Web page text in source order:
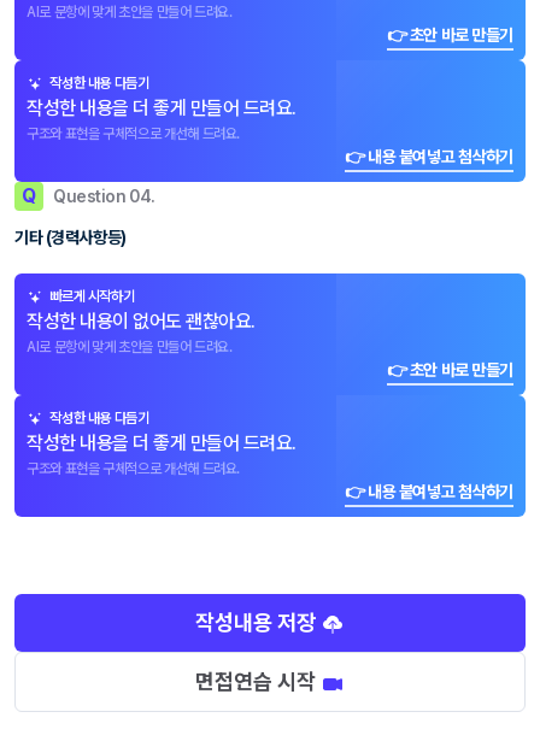
AI로 문항에 맞게 초안을 만들어 드려요.
👉 초안 바로 만들기
작성한 내용 다듬기
작성한 내용을 더 좋게 만들어 드려요.
구조와 표현을 구체적으로 개선해 드려요.
👉 내용 붙여넣고 첨삭하기
Q Question 04.
기타 (경력사항등)
빠르게 시작하기
작성한 내용이 없어도 괜찮아요.
AI로 문항에 맞게 초안을 만들어 드려요.
👉 초안 바로 만들기
작성한 내용 다듬기
작성한 내용을 더 좋게 만들어 드려요.
구조와 표현을 구체적으로 개선해 드려요.
👉 내용 붙여넣고 첨삭하기
작성내용 저장
면접연습 시작